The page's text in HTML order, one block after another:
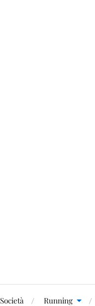
Società Running